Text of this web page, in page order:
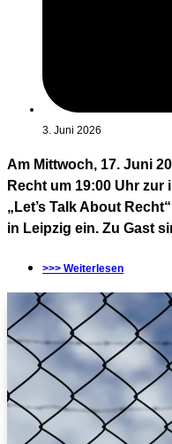
3. Juni 2026
Am Mittwoch, 17. Juni
Recht um 19:00 Uhr
„Let’s Talk About
in Leipzig ein. Zu Gast
>>> Weiterlesen